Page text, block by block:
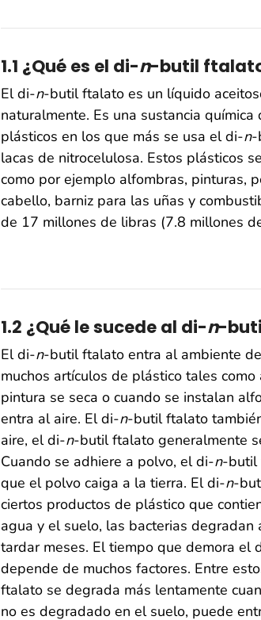
1.1 ¿Qué es el di-n-butil
El di-n-butil ftalato es un líquido
naturalmente. Es una sustancia
plásticos en los que más se usa el di-n-
lacas de nitrocelulosa. Estos plásticos
como por ejemplo alfombras, pinturas,
cabello, barniz para las uñas y
de 17 millones de libras (7.8 millones
1.2 ¿Qué le sucede al di-n-
El di-n-butil ftalato entra al ambiente
muchos artículos de plástico tales
pintura se seca o cuando se instalan
entra al aire. El di-n-butil ftalato
aire, el di-n-butil ftalato generalmente
Cuando se adhiere a polvo, el di-n-butil
que el polvo caiga a la tierra. El di-n-
ciertos productos de plástico que
agua y el suelo, las bacterias degradan
tardar meses. El tiempo que demora el
depende de muchos factores. Entre
ftalato se degrada más lentamente
no es degradado en el suelo, puede